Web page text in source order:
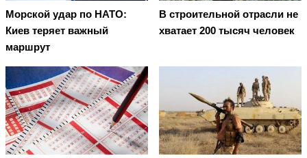
Морской удар по НАТО:
Киев теряет важный
маршрут
В строительной отрасли не
хватает 200 тысяч человек